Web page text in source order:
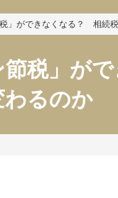
税」ができなくなる？ 相続
節税」が
るのか